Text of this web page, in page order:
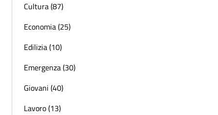
Cultura (87)
Economia (25)
Edilizia (10)
Emergenza (30)
Giovani (40)
Lavoro (13)